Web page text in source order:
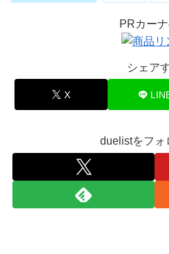
PRカー
シェア
X
duelistをフォ